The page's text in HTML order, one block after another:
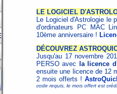
LE LOGICIEL
Le Logiciel d'Astrologie le
d'ordinateurs PC MAC
10ème anniversaire !
DÉCOUVREZ
Jusqu'au 17 novembre
PERSO avec
la licence
ensuite une licence de 12
2 mois offerts !
code requis, le mois offert est